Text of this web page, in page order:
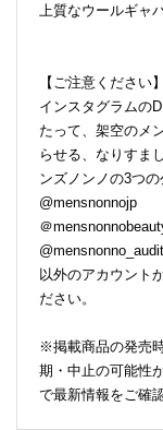
上質なウールギャ
【ご注意ください】
インスタグラムの
たって、架空のメ
らせる、なりすま
ンズノンノの3つ
@mensnonnojp
＠
以外のアカウント
ださい。
※掲載商品の発売
期・中止の可能性
で最新情報をご確